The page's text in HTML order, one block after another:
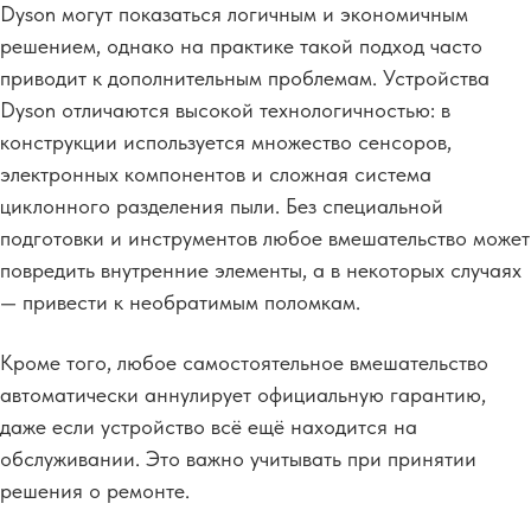
Dyson могут показаться логичным и экономичным
решением, однако на практике такой подход часто
приводит к дополнительным проблемам. Устройства
Dyson отличаются высокой технологичностью: в
конструкции используется множество сенсоров,
электронных компонентов и сложная система
циклонного разделения пыли. Без специальной
подготовки и инструментов любое вмешательство может
повредить внутренние элементы, а в некоторых случаях
— привести к необратимым поломкам.
Кроме того, любое самостоятельное вмешательство
автоматически аннулирует официальную гарантию,
даже если устройство всё ещё находится на
обслуживании. Это важно учитывать при принятии
решения о ремонте.